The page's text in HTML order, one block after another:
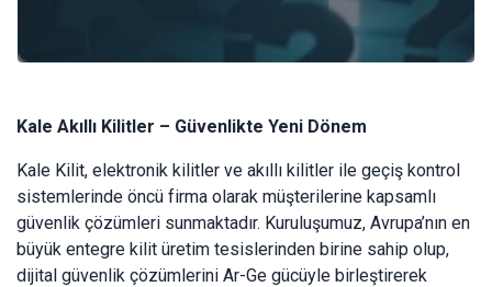
Kale Akıllı Kilitler – Güvenlikte Yeni Dönem
Kale Kilit, elektronik kilitler ve akıllı kilitler ile geçiş kontrol
sistemlerinde öncü firma olarak müşterilerine kapsamlı
güvenlik çözümleri sunmaktadır. Kuruluşumuz, Avrupa’nın en
büyük entegre kilit üretim tesislerinden birine sahip olup,
dijital güvenlik çözümlerini Ar-Ge gücüyle birleştirerek